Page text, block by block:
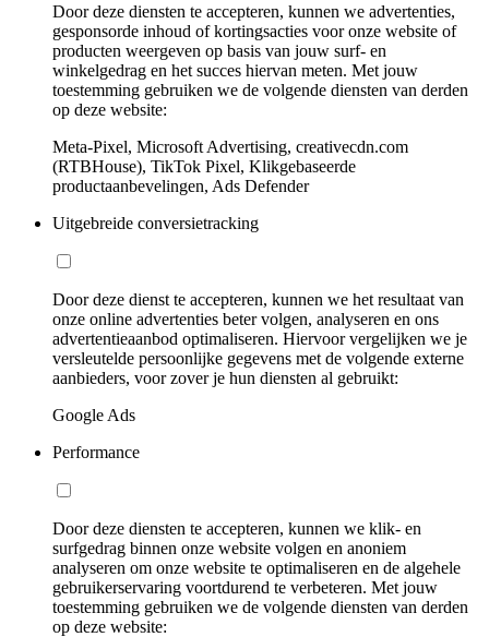
Door deze diensten te accepteren, kunnen we advertenties,
gesponsorde inhoud of kortingsacties voor onze website of
producten weergeven op basis van jouw surf- en
winkelgedrag en het succes hiervan meten. Met jouw
toestemming gebruiken we de volgende diensten van derden
op deze website:
Meta-Pixel, Microsoft Advertising, creativecdn.com
(RTBHouse), TikTok Pixel, Klikgebaseerde
productaanbevelingen, Ads Defender
Uitgebreide conversietracking
Door deze dienst te accepteren, kunnen we het resultaat van
onze online advertenties beter volgen, analyseren en ons
advertentieaanbod optimaliseren. Hiervoor vergelijken we je
versleutelde persoonlijke gegevens met de volgende externe
aanbieders, voor zover je hun diensten al gebruikt:
Google Ads
Performance
Door deze diensten te accepteren, kunnen we klik- en
surfgedrag binnen onze website volgen en anoniem
analyseren om onze website te optimaliseren en de algehele
gebruikerservaring voortdurend te verbeteren. Met jouw
toestemming gebruiken we de volgende diensten van derden
op deze website: